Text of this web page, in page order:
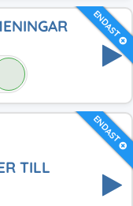
ENDAST
ENDAST
TILL